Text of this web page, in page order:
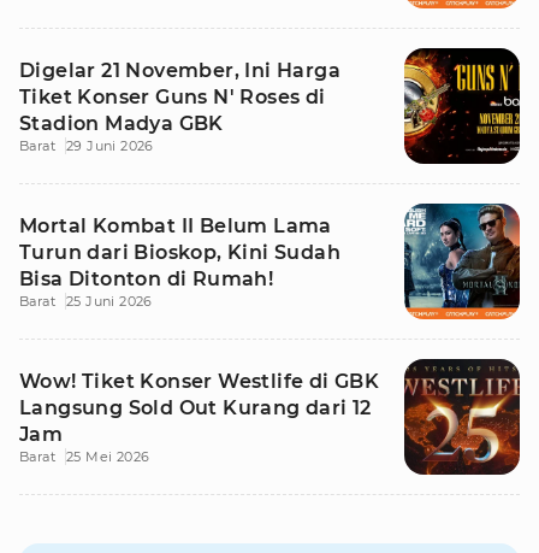
Digelar 21 November, Ini Harga
Tiket Konser Guns N' Roses di
Stadion Madya GBK
Barat 29 Juni 2026
Mortal Kombat II Belum Lama
Turun dari Bioskop, Kini Sudah
Bisa Ditonton di Rumah!
Barat 25 Juni 2026
Wow! Tiket Konser Westlife di GBK
Langsung Sold Out Kurang dari 12
Jam
Barat 25 Mei 2026